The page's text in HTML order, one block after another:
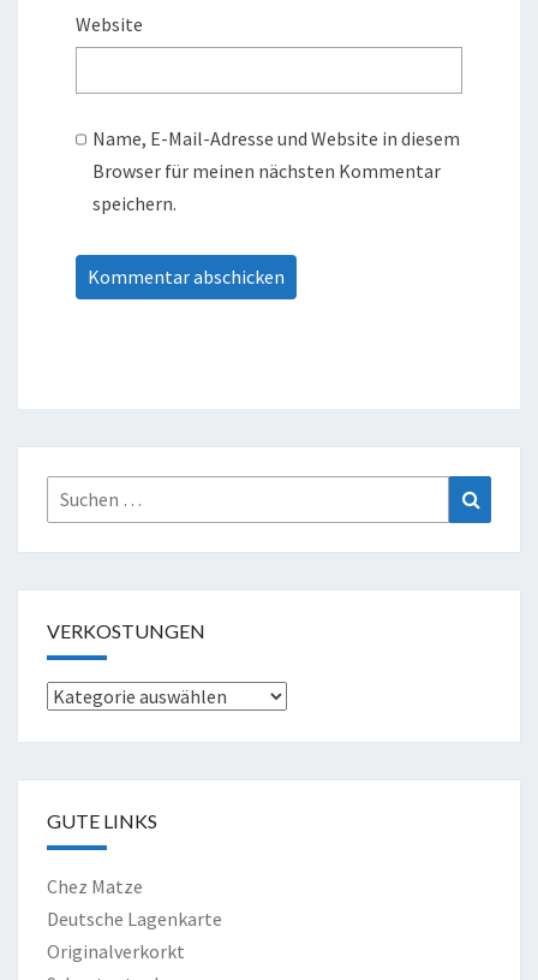
Website
Name, E-Mail-Adresse und Website in diesem
Browser für meinen nächsten Kommentar
speichern.
Suche
nach:
VERKOSTUNGEN
Verkostungen
GUTE LINKS
Chez Matze
Deutsche Lagenkarte
Originalverkorkt